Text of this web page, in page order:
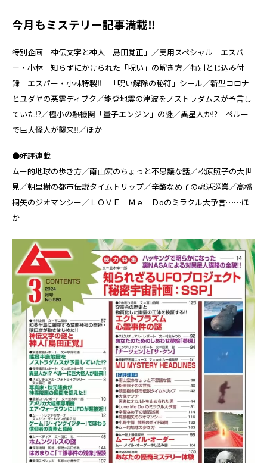
今月もミステリー記事満載‼
特別企画 神伝文字と神人「島田覚正」／実用スペシャル エスパ
ー・小林 知らずにかけられた「呪い」の解き方／特別とじ込み付
録 エスパー・小林特製‼ 「呪い解除の秘符」シール／新型コロナ
とユダヤの悪霊ディブク／能登地震の津波をノストラダムスが予言し
ていた⁉／極小の熱機関「量子エンジン」の謎／異星人か⁉ ペルー
で巨大怪人が襲来‼／ほか
●好評連載
ムー的地球の歩き方／南山宏のちょっと不思議な話／松原照子の大世
見／朝里樹の都市伝説タイムトリップ／辛酸なめ子の魂活巡業／高橋
桐矢のジオマンシー／ＬＯＶＥ Ｍｅ Ｄoのミラクル大予言……ほ
か